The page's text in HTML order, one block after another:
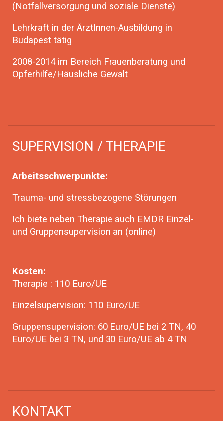
(Notfallversorgung und soziale Dienste)
Lehrkraft in der ÄrztInnen-Ausbildung in
Budapest tätig
2008-2014 im Bereich Frauenberatung und
Opferhilfe/Häusliche Gewalt
SUPERVISION / THERAPIE
Arbeitsschwerpunkte:
Trauma- und stressbezogene Störungen
Ich biete neben Therapie auch EMDR Einzel-
und Gruppensupervision an (online)
Kosten:
Therapie : 110 Euro/UE
Einzelsupervision: 110 Euro/UE
Gruppensupervision: 60 Euro/UE bei 2 TN, 40
Euro/UE bei 3 TN, und 30 Euro/UE ab 4 TN
KONTAKT